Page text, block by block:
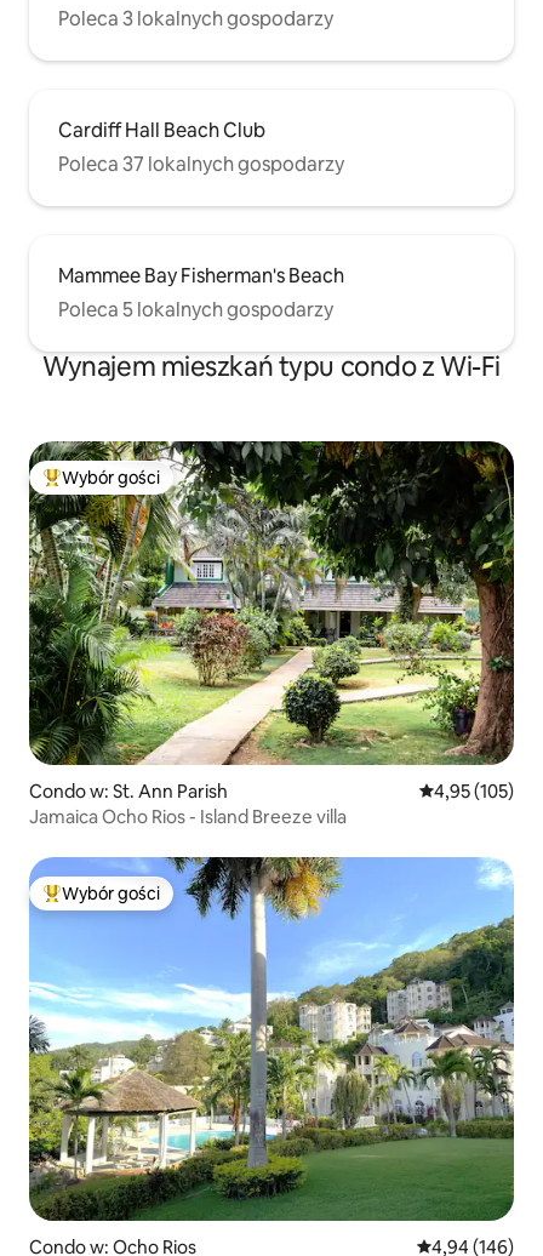
Poleca 3 lokalnych gospodarzy
Cardiff Hall Beach Club
Poleca 37 lokalnych gospodarzy
Mammee Bay Fisherman's Beach
Poleca 5 lokalnych gospodarzy
Wynajem mieszkań typu condo z Wi-Fi
Najpopularniejsze z kategorii Wybór gości
Wybór gości
Condo w: St. Ann Parish Średnia
4,95 (105)
Jamaica Ocho Rios - Island Breeze villa
Najpopularniejsze z kategorii Wybór gości
Wybór gości
Condo w: Ocho Rios Średnia
4,94 (146)